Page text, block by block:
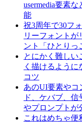
usermedia要素
能
祝3周年で30フ
リーフォントが
ント「ひとりっ
とにかく難しい
く描けるように
コツ
あのUI要素やコ
ド、ケバブ、
やプロンプトが
これはめちゃ便